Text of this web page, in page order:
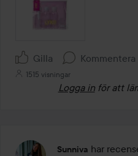
Gilla Kommentera
1515 visningar
Logga in för att
Sunniva har